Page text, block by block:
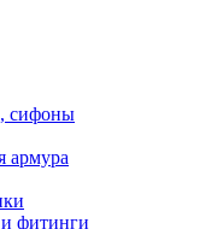
сифоны
армура
фитинги